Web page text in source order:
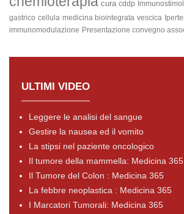
cura cddp
gastrico cellula medicina biointegrata vescica
immunomodulazione Presentazione convegno
ULTIMI VIDEO
Leggere le analisi del sangue
Gestire la nausea ed il vomito
La stipsi nel paziente oncologico
Il tumore della mammella: Medicina 365
Il Tumore del Colon : Medicina 365
La febbre neoplastica : Medicina 365
I Marcatori Tumorali: Medicina 365